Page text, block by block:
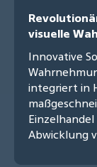
visuelle
Innovative
integriert in
Abwicklung